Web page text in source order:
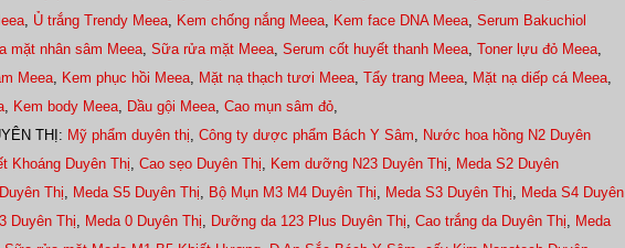
Ủ trắng Trendy Meea Kem chống nắng Meea Kem face DNA Meea Serum Bakuchiol
mặt nhân sâm Meea Sữa rửa mặt Meea Serum cốt huyết thanh Meea Toner lựu đỏ Meea
Meea
Kem phục hồi Meea Mặt nạ thạch tươi Meea Tẩy trang Meea Mặt nạ diếp cá Meea
Kem body Meea Dầu gội Meea Cao mụn sâm đỏ
THỊ: Mỹ phẩm duyên thị Công ty dược phẩm Bách Y Sâm
Nước hoa hồng N2 Duyên
Khoáng Duyên Thị Cao sẹo Duyên Thị Kem dưỡng N23 Duyên Thị
Meda S2 Duyên
Thị Meda S5 Duyên Thị Bộ Mụn M3 M4 Duyên Thị Meda S3 Duyên Thị
Meda S4 Duyên
Duyên Thị Meda 0 Duyên Thị Dưỡng da 123 Plus Duyên Thị Cao trắng da Duyên Thị
Meda